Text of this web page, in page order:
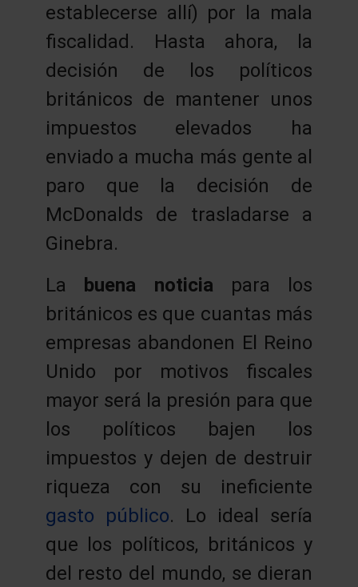
establecerse allí) por la mala
fiscalidad. Hasta ahora, la
decisión de los políticos
británicos de mantener unos
impuestos elevados ha
enviado a mucha más gente al
paro que la decisión de
McDonalds de trasladarse a
Ginebra.
La buena noticia para los
británicos es que cuantas más
empresas abandonen El Reino
Unido por motivos fiscales
mayor será la presión para que
los políticos bajen los
impuestos y dejen de destruir
riqueza con su ineficiente
gasto público. Lo ideal sería
que los políticos, británicos y
del resto del mundo, se dieran